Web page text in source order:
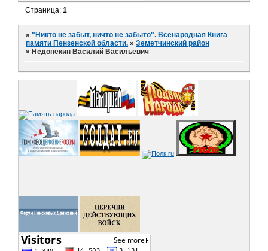
Страница:1
»"Никто не забыт, ничто не забыто". Всенародная Книга
памяти Пензенской области. »Земетчинский район
» Недопекин Василий Васильевич